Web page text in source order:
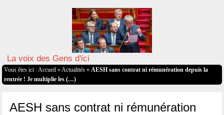
La voix des Gens d'ici
Vous êtes ici : Accueil » Actualités» AESH sans contrat ni rémunération depuis la
rentrée ! Je multiplie les (…)
AESH sans contrat ni rémunération